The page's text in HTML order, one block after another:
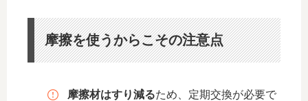
摩擦を使うからこその注意点
摩擦材はすり減るため、定期交換が必要で